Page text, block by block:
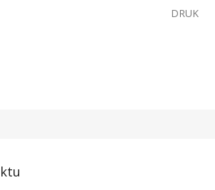
DRUK